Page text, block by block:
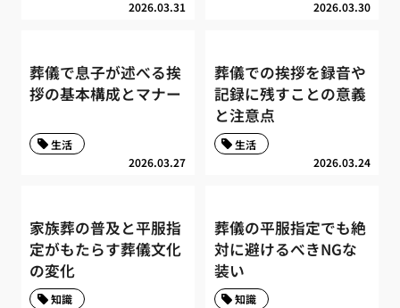
2026.03.31 2026.03.30
葬儀で息子が述べる挨
拶の基本構成とマナー
2026.03.27
生活
葬儀での挨拶を録音や
記録に残すことの意義
と注意点
2026.03.24
生活
家族葬の普及と平服指
定がもたらす葬儀文化
の変化
知識
葬儀の平服指定でも絶
対に避けるべきNGな
装い
知識